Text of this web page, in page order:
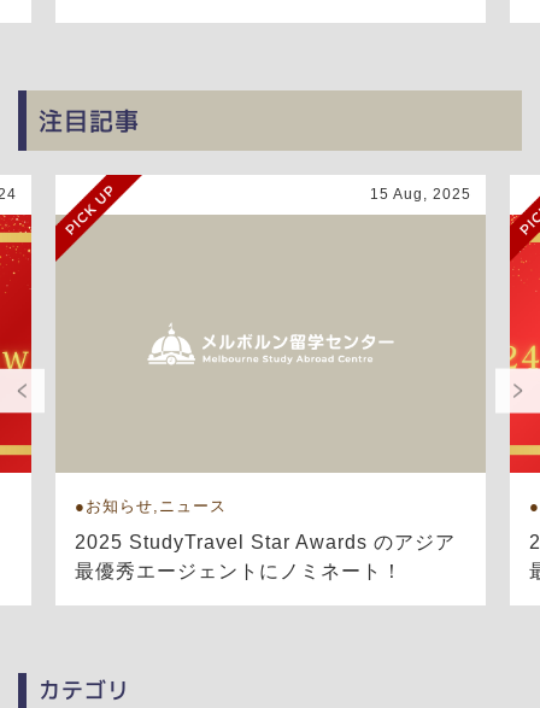
注目記事
15 Aug, 2025
お知らせ,ニュース
2025 StudyTravel Star Awards のアジア
最優秀エージェントにノミネート！
カテゴリ